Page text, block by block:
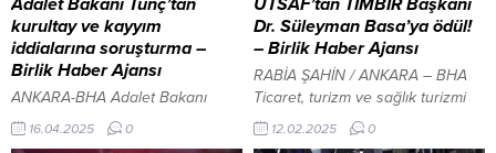
Adalet Bakanı Tunç’tan
kurultay ve kayyım
iddialarına soruşturma –
Birlik Haber Ajansı
ANKARA-BHA Adalet Bakanı
Yılmaz Tunç, CHP’nin 38. Olağan
Kurultayı’na yönelik iptal davaları
16.04.2025 0
UTSAF’tan TİMBİR Başkanı
Dr. Süleyman Basa’ya ödül!
– Birlik Haber Ajansı
RABİA ŞAHİN / ANKARA – BHA
Ticaret, turizm ve sağlık turizmi
dünyasında sektörün öncülerini
bir araya getiren UTSAF Prestij
12.02.2025 0